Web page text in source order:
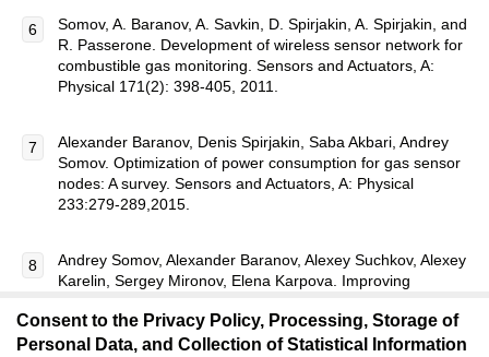
Somov, A. Baranov, A. Savkin, D. Spirjakin, A. Spirjakin, and
R. Passerone. Development of wireless sensor network for
combustible gas monitoring. Sensors and Actuators, A:
Physical 171(2): 398-405, 2011.
Alexander Baranov, Denis Spirjakin, Saba Akbari, Andrey
Somov. Optimization of power consumption for gas sensor
nodes: A survey. Sensors and Actuators, A: Physical
233:279-289,2015.
Andrey Somov, Alexander Baranov, Alexey Suchkov, Alexey
Karelin, Sergey Mironov, Elena Karpova. Improving
B: Chemical 221: 1156–1161, 2015.
Consent to the Privacy Policy, Processing, Storage of
Personal Data, and Collection of Statistical Information